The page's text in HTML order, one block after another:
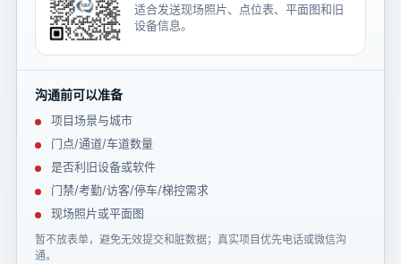
适合发送现场照片、点位表、平面图和旧
设备信息。
沟通前可以准备
项目场景与城市
门点/通道/车道数量
是否利旧设备或软件
门禁/考勤/访客/停车/梯控需求
现场照片或平面图
暂不放表单，避免无效提交和脏数据；真实项目优先电话或微信沟
通。